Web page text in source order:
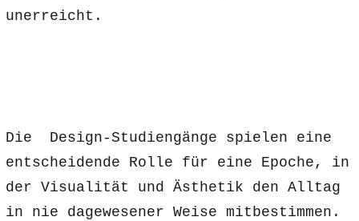
unerreicht.
Die Design-Studiengänge spielen eine
entscheidende Rolle für eine Epoche, in
der Visualität und Ästhetik den Alltag
in nie dagewesener Weise mitbestimmen.